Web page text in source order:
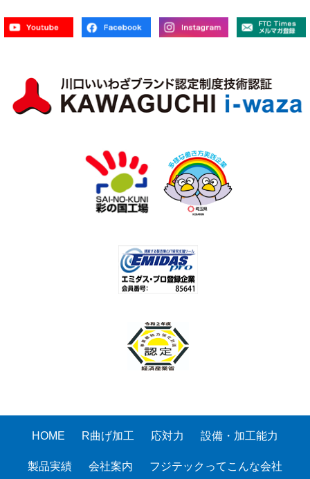
HOME R曲げ加工 応対力 設備・加工能力
製品実績 会社案内 フジテックってこんな会社